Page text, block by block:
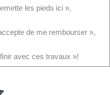
les pieds ici »,
de me rembourser »,
avec ces travaux »!